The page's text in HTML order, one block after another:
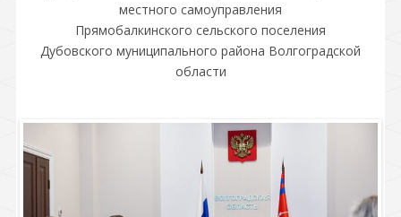
местного самоуправления
Прямобалкинского сельского поселения
Дубовского муниципального района Волгоградской
области